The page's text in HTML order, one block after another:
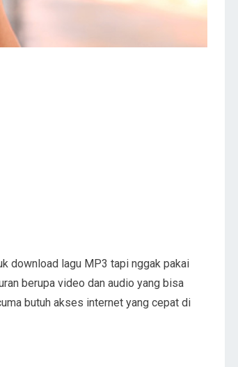
download lagu MP3 tapi nggak pakai
berupa video dan audio yang bisa
butuh akses internet yang cepat di